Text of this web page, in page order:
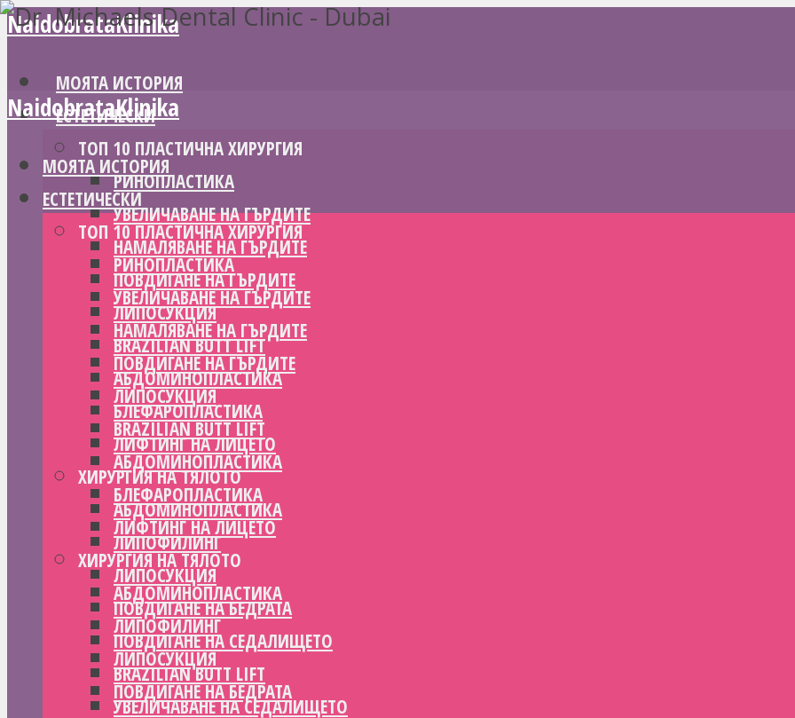
NaidobrataKlinika
МОЯТА ИСТОРИЯ
ЕСТЕТИЧЕСКИ
ТОП 10 ПЛАСТИЧНА ХИРУРГИЯ
РИНОПЛАСТИКА
УВЕЛИЧАВАНЕ НА ГЪРДИТЕ
НАМАЛЯВАНЕ НА ГЪРДИТЕ
ПОВДИГАНЕ НА ГЪРДИТЕ
ЛИПОСУКЦИЯ
BRAZILIAN BUTT LIFT
АБДОМИНОПЛАСТИКА
БЛЕФАРОПЛАСТИКА
ЛИФТИНГ НА ЛИЦЕТО
ХИРУРГИЯ НА ТЯЛОТО
АБДОМИНОПЛАСТИКА
ЛИПОФИЛИНГ
ЛИПОСУКЦИЯ
ПОВДИГАНЕ НА БЕДРАТА
ПОВДИГАНЕ НА СЕДАЛИЩЕТО
BRAZILIAN BUTT LIFT
УВЕЛИЧАВАНЕ НА СЕДАЛИЩЕТО
NaidobrataKlinika
МОЯТА ИСТОРИЯ
ЕСТЕТИЧЕСКИ
ТОП 10 ПЛАСТИЧНА ХИРУРГИЯ
РИНОПЛАСТИКА
УВЕЛИЧАВАНЕ НА ГЪРДИТЕ
НАМАЛЯВАНЕ НА ГЪРДИТЕ
ПОВДИГАНЕ НА ГЪРДИТЕ
ЛИПОСУКЦИЯ
BRAZILIAN BUTT LIFT
АБДОМИНОПЛАСТИКА
БЛЕФАРОПЛАСТИКА
ЛИФТИНГ НА ЛИЦЕТО
ХИРУРГИЯ НА ТЯЛОТО
АБДОМИНОПЛАСТИКА
ЛИПОФИЛИНГ
ЛИПОСУКЦИЯ
ПОВДИГАНЕ НА БЕДРАТА